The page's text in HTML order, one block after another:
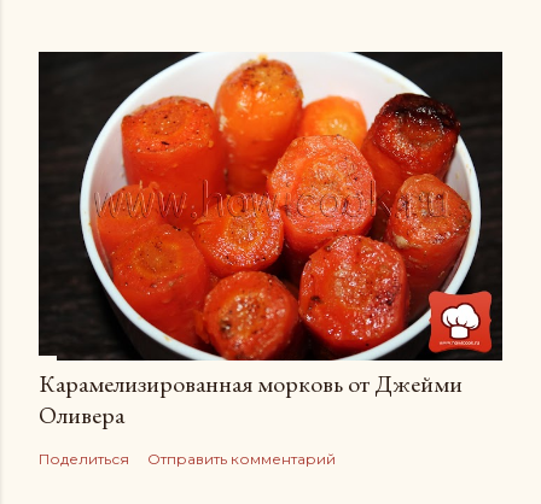
Карамелизированная морковь от Джейми
Оливера
Поделиться Отправить комментарий